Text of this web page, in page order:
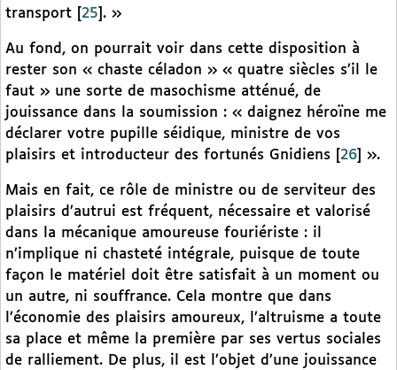
transport 25 . »
Au fond, on pourrait voir dans cette disposition à
rester son « chaste céladon » « quatre siècles s’il le
faut » une sorte de masochisme atténué, de
jouissance dans la soumission : « daignez héroïne me
déclarer votre pupille séidique, ministre de vos
plaisirs et introducteur des fortunés Gnidiens
26 ».
Mais en fait, ce rôle de ministre ou de serviteur des
plaisirs d’autrui est fréquent, nécessaire et valorisé
dans la mécanique amoureuse fouriériste : il
n’implique ni chasteté intégrale, puisque de toute
façon le matériel doit être satisfait à un moment ou
un autre, ni souffrance. Cela montre que dans
l’économie des plaisirs amoureux, l’altruisme a toute
sa place et même la première par ses vertus sociales
de ralliement. De plus, il est l’objet d’une jouissance